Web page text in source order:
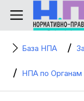
База НПА
НПА по Органам